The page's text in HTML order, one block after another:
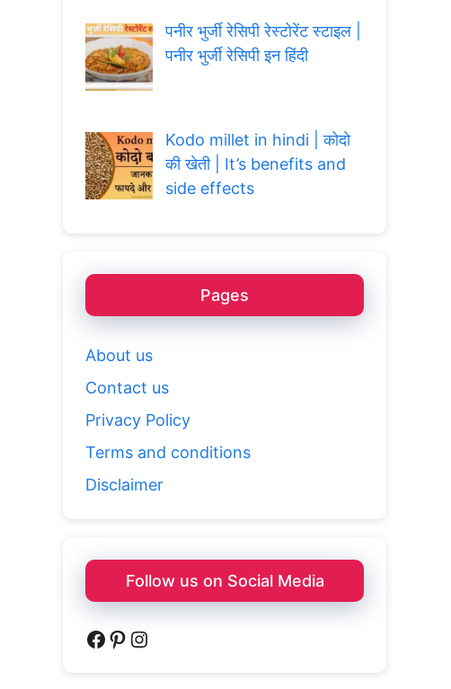
पनीर भुर्जी रेसिपी रेस्टोरेंट स्टाइल |
पनीर भुर्जी रेसिपी इन हिंदी
Kodo millet in hindi | कोदो
की खेती | It’s benefits and
side effects
Pages
About us
Contact us
Privacy Policy
Terms and conditions
Disclaimer
Follow us on Social Media
Facebook
Pinterest
Instagram